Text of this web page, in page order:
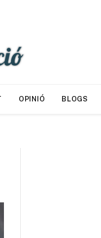
OPINIÓ BLOGS